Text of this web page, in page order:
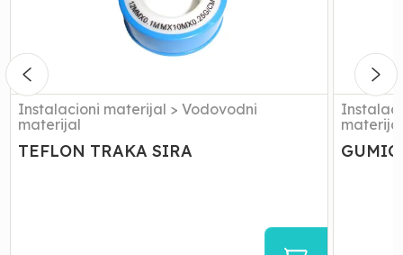
Instalacioni materijal > Vodovodni
materijal
TEFLON TRAKA SIRA